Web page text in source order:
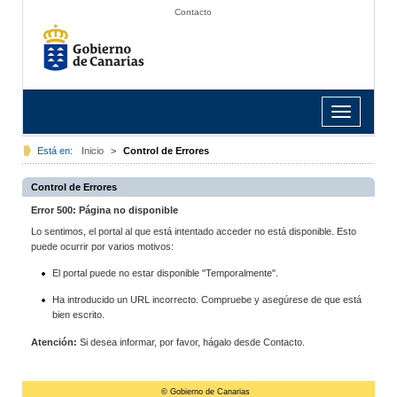
Contacto
Toggle
navigation
Está en: Inicio > Control de Errores
Control de Errores
Error 500: Página no disponible
Lo sentimos, el portal al que está intentado acceder no está disponible. Esto
puede ocurrir por varios motivos:
El portal puede no estar disponible "Temporalmente".
Ha introducido un URL incorrecto. Compruebe y asegúrese de que está
bien escrito.
Atención: Si desea informar, por favor, hágalo desde Contacto.
© Gobierno de Canarias